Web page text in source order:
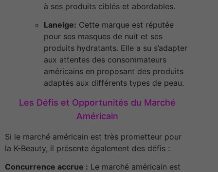
à ses produits ciblés et abordables.
Laneige: Cette marque est réputée
pour ses masques de nuit et ses
produits hydratants. Elle a su s’adapter
aux attentes des consommateurs
américains en proposant des produits
adaptés aux différents types de peau.
Les Défis et Opportunités du Marché
Américain
Si le marché américain est très prometteur pour
la K-Beauty, il présente également des défis :
Concurrence accrue : Le marché américain est